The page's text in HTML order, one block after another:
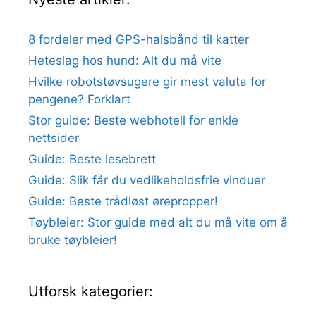
8 fordeler med GPS-halsbånd til katter
Heteslag hos hund: Alt du må vite
Hvilke robotstøvsugere gir mest valuta for
pengene? Forklart
Stor guide: Beste webhotell for enkle
nettsider
Guide: Beste lesebrett
Guide: Slik får du vedlikeholdsfrie vinduer
Guide: Beste trådløst ørepropper!
Tøybleier: Stor guide med alt du må vite om å
bruke tøybleier!
Utforsk kategorier: